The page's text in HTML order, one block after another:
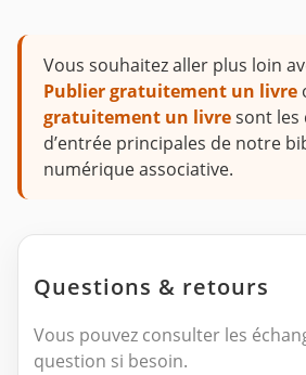
Vous souhaitez aller plus loin
Publier gratuitement un livre
gratuitement un livresont les
d’entrée principales de notre
numérique associative.
Questions & retours
Vous pouvez consulter les
question si besoin.